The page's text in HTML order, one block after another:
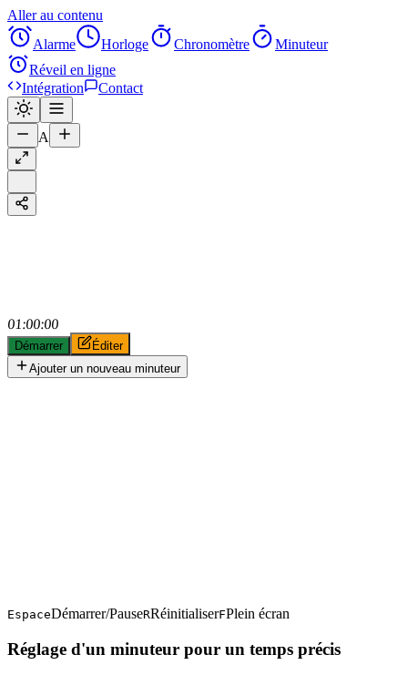
Aller au contenu
Alarme
Horloge Chronomètre
Minuteur
Réveil en ligne
Intégration
Contact
A
01:00:00
Démarrer
Éditer
Ajouter un nouveau minuteur
EspaceDémarrer/PauseRRéinitialiserFPlein écran
Réglage d'un minuteur pour un temps précis